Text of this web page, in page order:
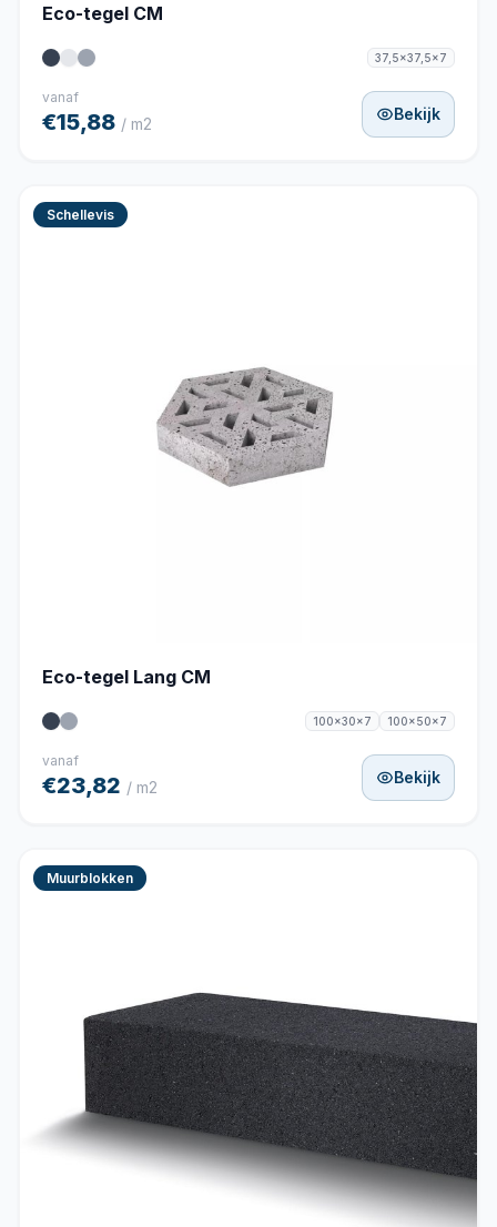
Eco-tegel CM
37,5x37,5x7
vanaf
€15,88 / m2
Bekijk
Schellevis
Eco-tegel Lang CM
100x30x7 100x50x7
vanaf
€23,82 / m2
Bekijk
Muurblokken